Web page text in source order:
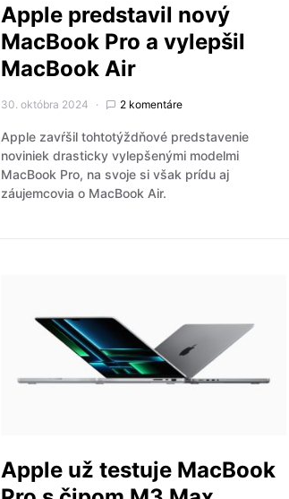
Apple predstavil nový
MacBook Pro a vylepšil
MacBook Air
30. októbra 2024 2 komentáre
Apple zavŕšil tohtotýždňové predstavenie
noviniek drasticky vylepšenými modelmi
MacBook Pro, na svoje si však prídu aj
záujemcovia o MacBook Air.
Apple už testuje MacBook